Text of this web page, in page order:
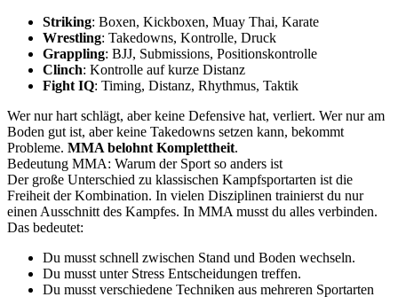
Striking: Boxen, Kickboxen, Muay Thai, Karate
Wrestling: Takedowns, Kontrolle, Druck
Grappling: BJJ, Submissions, Positionskontrolle
Clinch: Kontrolle auf kurze Distanz
Fight IQ: Timing, Distanz, Rhythmus, Taktik
Wer nur hart schlägt, aber keine Defensive hat, verliert. Wer nur am
Boden gut ist, aber keine Takedowns setzen kann, bekommt
Probleme. MMA belohnt Komplettheit.
Bedeutung MMA: Warum der Sport so anders ist
Der große Unterschied zu klassischen Kampfsportarten ist die
Freiheit der Kombination. In vielen Disziplinen trainierst du nur
einen Ausschnitt des Kampfes. In MMA musst du alles verbinden.
Das bedeutet:
Du musst schnell zwischen Stand und Boden wechseln.
Du musst unter Stress Entscheidungen treffen.
Du musst verschiedene Techniken aus mehreren Sportarten